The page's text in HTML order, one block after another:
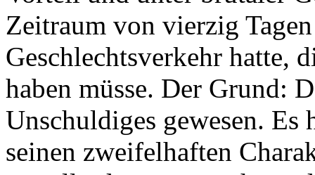
Zeitraum von vierzig
Geschlechtsverkehr hatte,
haben müsse. Der Grund:
Unschuldiges gewesen. Es
seinen zweifelhaften